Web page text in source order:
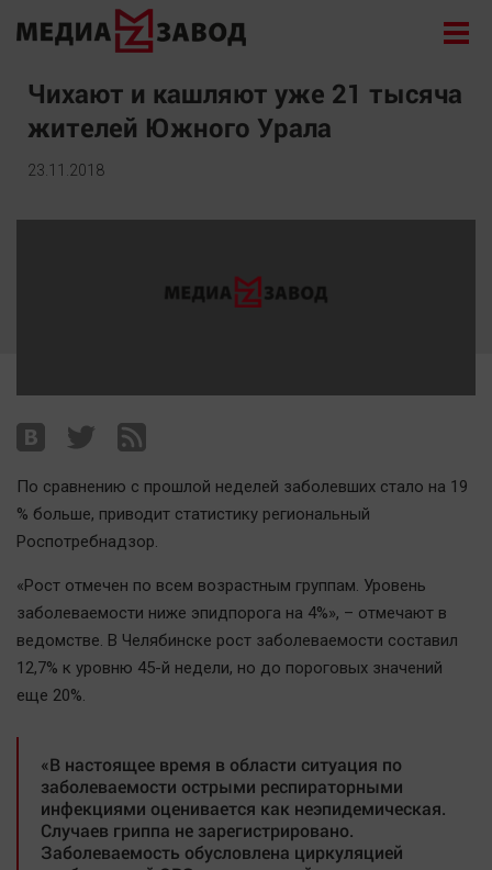
Новости
Экономика
Происшествия
Поиск
Наша победа
Общество
Политика
Экономика
Происшествия
Здоровье
Культура
Курилка
Мнения
Спорт
Чихают и кашляют уже 21 тысяча
жителей Южного Урала
23.11.2018
По сравнению с прошлой неделей заболевших стало на 19
% больше, приводит статистику региональный
Роспотребнадзор.
«Рост отмечен по всем возрастным группам. Уровень
заболеваемости ниже эпидпорога на 4%», – отмечают в
ведомстве. В Челябинске рост заболеваемости составил
12,7% к уровню 45-й недели, но до пороговых значений
еще 20%.
«В настоящее время в области ситуация по
заболеваемости острыми респираторными
инфекциями оценивается как неэпидемическая.
Случаев гриппа не зарегистрировано.
Заболеваемость обусловлена циркуляцией